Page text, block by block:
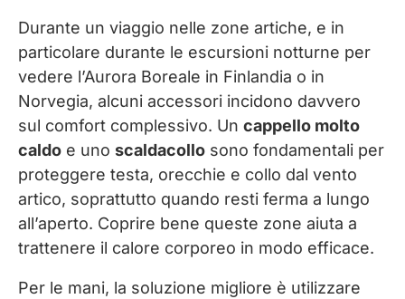
Durante un viaggio nelle zone artiche, e in
particolare durante le escursioni notturne per
vedere l’Aurora Boreale in Finlandia o in
Norvegia, alcuni accessori incidono davvero
sul comfort complessivo. Un cappello molto
caldo e uno scaldacollo sono fondamentali per
proteggere testa, orecchie e collo dal vento
artico, soprattutto quando resti ferma a lungo
all’aperto. Coprire bene queste zone aiuta a
trattenere il calore corporeo in modo efficace.
Per le mani, la soluzione migliore è utilizzare